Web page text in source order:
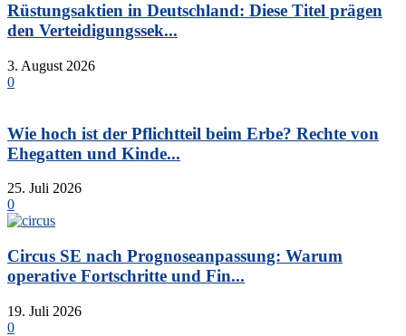
Rüstungsaktien in Deutschland: Diese Titel prägen
den Verteidigungssek...
3. August 2026
0
Wie hoch ist der Pflichtteil beim Erbe? Rechte von
Ehegatten und Kinde...
25. Juli 2026
0
Circus SE nach Prognoseanpassung: Warum
operative Fortschritte und Fin...
19. Juli 2026
0